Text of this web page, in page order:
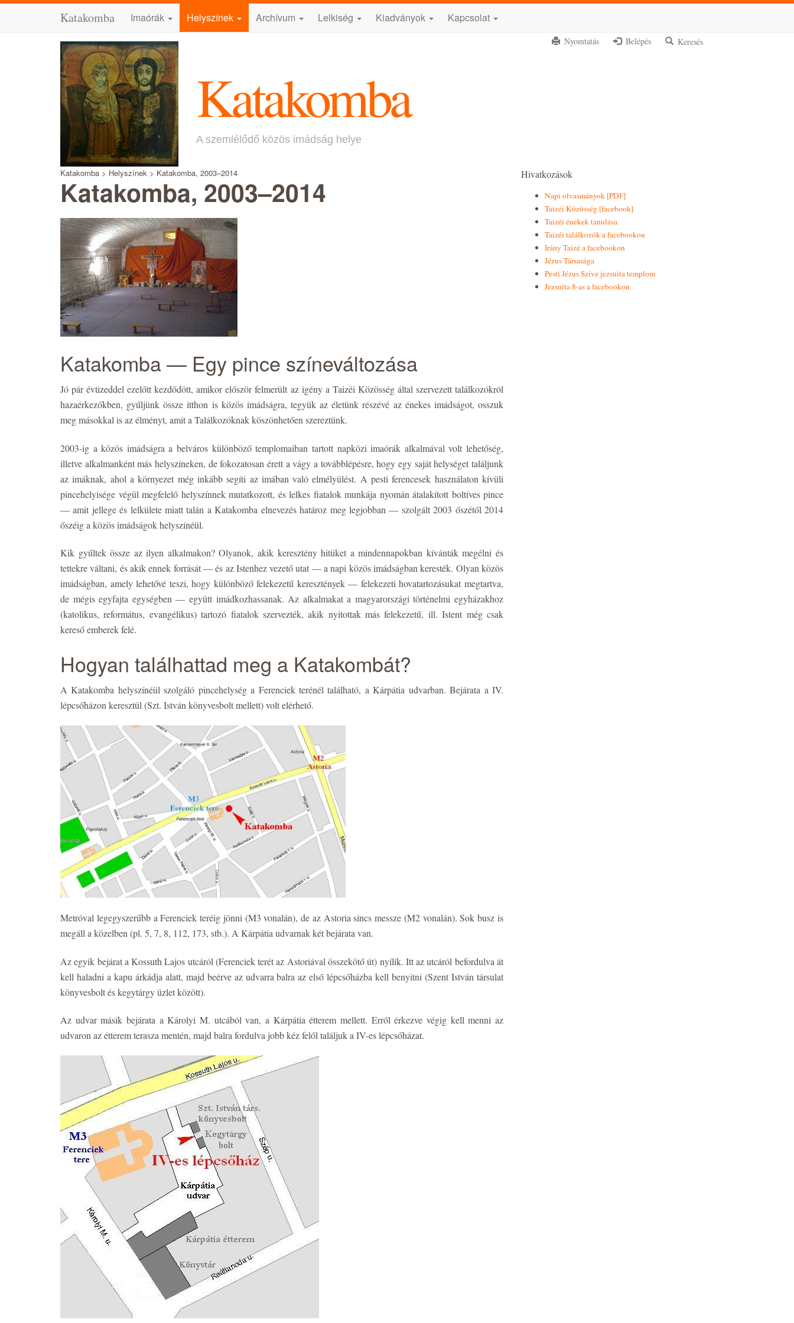
Katakomba Imaórák Helyszínek Archívum Lelkiség Kiadványok Kapcsolat
Nyomtatás Belépés
Katakomba
A szemlélődő közös imádság helye
Katakomba > Helyszínek > Katakomba, 2003–2014
Katakomba, 2003–2014
Katakomba — Egy pince színeváltozása
Jó pár évtizeddel ezelőtt kezdődött, amikor először felmerült az igény a Taizéi Közösség által szervezett találkozókról
hazaérkezőkben, gyűljünk össze itthon is közös imádságra, tegyük az életünk részévé az énekes imádságot, osszuk
meg másokkal is az élményt, amit a Találkozóknak köszönhetően szereztünk.
2003-ig a közös imádságra a belváros különböző templomaiban tartott napközi imaórák alkalmával volt lehetőség,
illetve alkalmanként más helyszíneken, de fokozatosan érett a vágy a továbblépésre, hogy egy saját helységet találjunk
az imáknak, ahol a környezet még inkább segíti az imában való elmélyülést. A pesti ferencesek használaton kívüli
pincehelyisége végül megfelelő helyszínnek mutatkozott, és lelkes fiatalok munkája nyomán átalakított boltíves pince
— amit jellege és lelkülete miatt talán a Katakomba elnevezés határoz meg legjobban — szolgált 2003 őszétől 2014
őszéig a közös imádságok helyszínéül.
Kik gyűltek össze az ilyen alkalmakon? Olyanok, akik keresztény hitüket a mindennapokban kívánták megélni és
tettekre váltani, és akik ennek forrását — és az Istenhez vezető utat — a napi közös imádságban keresték. Olyan közös
imádságban, amely lehetővé teszi, hogy különböző felekezetű keresztények — felekezeti hovatartozásukat megtartva,
de mégis egyfajta egységben — együtt imádkozhassanak. Az alkalmakat a magyarországi történelmi egyházakhoz
(katolikus, református, evangélikus) tartozó fiatalok szervezték, akik nyitottak más felekezetű, ill. Istent még csak
kereső emberek felé.
Hogyan találhattad meg a Katakombát?
A Katakomba helyszínéül szolgáló pincehelység a Ferenciek terénél található, a Kárpátia udvarban. Bejárata a IV.
lépcsőházon keresztül (Szt. István könyvesbolt mellett) volt elérhető.
Metróval legegyszerűbb a Ferenciek teréig jönni (M3 vonalán), de az Astoria sincs messze (M2 vonalán). Sok busz is
megáll a közelben (pl. 5, 7, 8, 112, 173, stb.). A Kárpátia udvarnak két bejárata van.
Az egyik bejárat a Kossuth Lajos utcáról (Ferenciek terét az Astoriával összekötő út) nyílik. Itt az utcáról befordulva át
kell haladni a kapu árkádja alatt, majd beérve az udvarra balra az első lépcsőházba kell benyitni (Szent István társulat
könyvesbolt és kegytárgy üzlet között).
Az udvar másik bejárata a Károlyi M. utcából van, a Kárpátia étterem mellett. Erről érkezve végig kell menni az
udvaron az étterem terasza mentén, majd balra fordulva jobb kéz felől találjuk a IV-es lépcsőházat.
Hivatkozások
Napi olvasmányok [PDF]
Taizéi Közösség [facebook]
Taizéi énekek tanulása
Taizéi találkozók a facebookon
Irány Taizé a facebookon
Jézus Társasága
Pesti Jézus Szíve jezsuita templom
Jezsuita 8-as a facebookon